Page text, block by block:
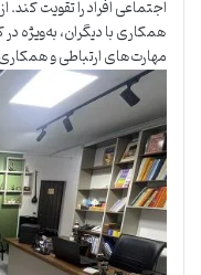
اجتماعی افراد را تقویت
همکاری با دیگران، به‌ویژه
مهارت‌های ارتباطی و